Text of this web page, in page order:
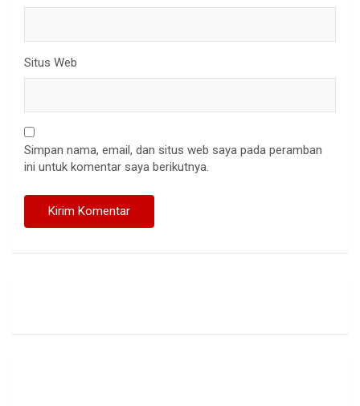
Situs Web
Simpan nama, email, dan situs web saya pada peramban
ini untuk komentar saya berikutnya.